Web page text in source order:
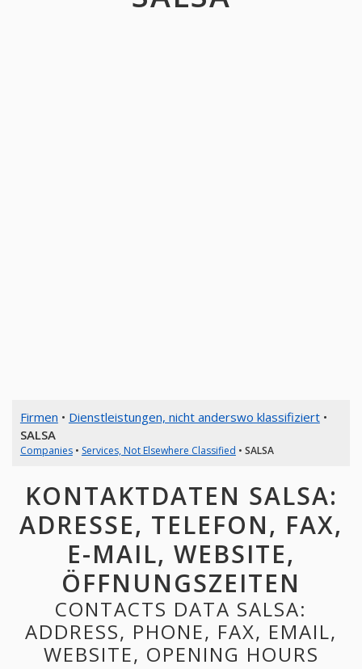
Firmen • Dienstleistungen, nicht anderswo klassifiziert•
SALSA
Companies• Services, Not Elsewhere Classified • SALSA
KONTAKTDATEN SALSA:
ADRESSE, TELEFON, FAX,
E-MAIL, WEBSITE,
ÖFFNUNGSZEITEN
CONTACTS DATA SALSA:
ADDRESS, PHONE, FAX, EMAIL,
WEBSITE, OPENING HOURS